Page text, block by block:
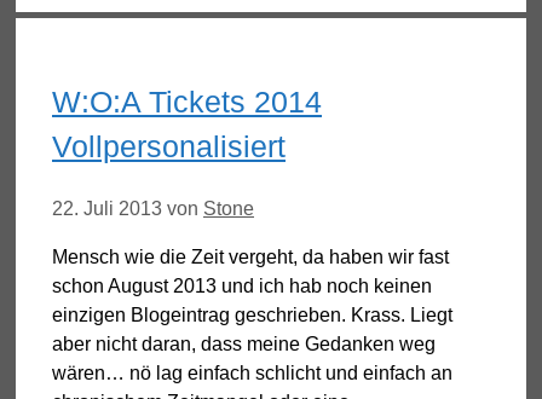
W:O:A Tickets 2014
Vollpersonalisiert
22. Juli 2013 von Stone
Mensch wie die Zeit vergeht, da haben wir fast
schon August 2013 und ich hab noch keinen
einzigen Blogeintrag geschrieben. Krass. Liegt
aber nicht daran, dass meine Gedanken weg
wären… nö lag einfach schlicht und einfach an